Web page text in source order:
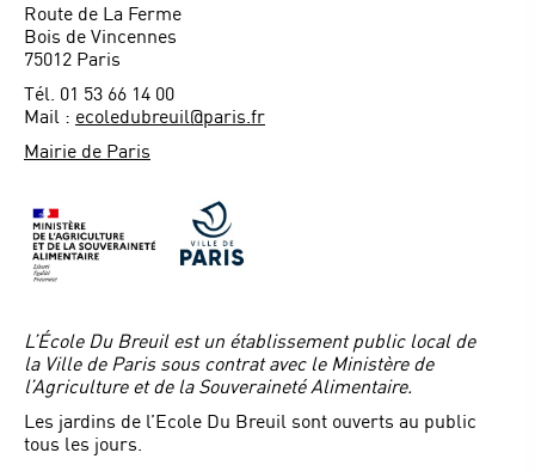
Route de La Ferme
Bois de Vincennes
75012 Paris
Tél. 01 53 66 14 00
Mail : ecoledubreuil@paris.fr
Mairie de Paris
L’École Du Breuil est un établissement public local de
la Ville de Paris sous contrat avec le Ministère de
l’Agriculture et de la Souveraineté Alimentaire.
Les jardins de l’Ecole Du Breuil sont ouverts au public
tous les jours.